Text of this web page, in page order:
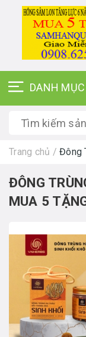
Trang chủ / Đông
ĐÔNG
MUA 5